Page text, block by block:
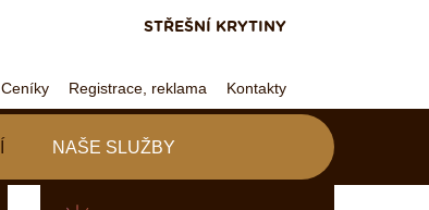
STŘEŠNÍ KRYTINY
Ceníky Registrace, reklama Kontakty
NAŠE SLUŽBY